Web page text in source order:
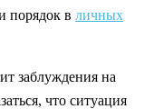
порядок в личных
заблуждения на
что ситуация